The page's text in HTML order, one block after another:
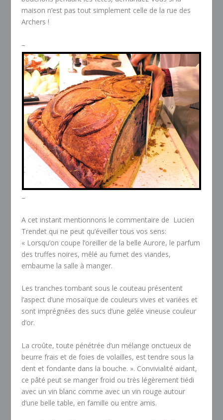
maison n’est pas tout simplement celle de la rue des
Archers !
–
–
A cet instant mentionnons le commentaire de Lucien
Trendet qui ne peut qu’éveiller tous vos sens:
« Lorsqu’on coupe l’oreiller de la belle Aurore, le parfum
des truffes noires, mêlé au fumet des viandes,
embaume la salle à manger.
Les tranches tombant sous le couteau présentent
l’aspect d’une mosaïque de couleurs vives et variées et
sont imprégnées des sucs d’une gelée vineuse couleur
d’or.
La croûte, toute pénétrée d’un mélange onctueux de
beurre frais et de foies de volailles, est tendre sous la
dent et fondante dans la bouche. ». Convivialité aidant,
ce pâté peut se manger froid ou très légèrement tiédi
avec un vin blanc comme avec un vin rouge autour
d’une belle table, en famille ou entre amis.